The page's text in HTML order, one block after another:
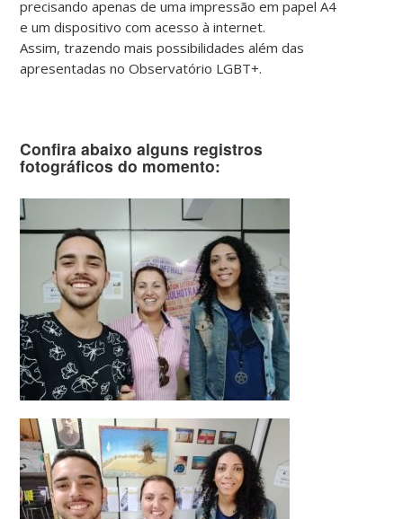
precisando apenas de uma impressão em papel A4
e um dispositivo com acesso à internet.
Assim, trazendo mais possibilidades além das
apresentadas no Observatório LGBT+.
Confira abaixo alguns registros
fotográficos do momento: